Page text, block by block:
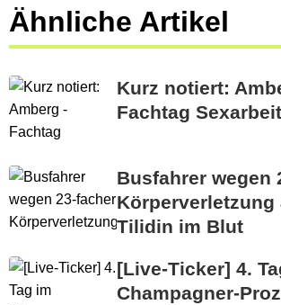
Ähnliche Artikel
Kurz notiert:
Fachtag Sexarbeit
Busfahrer wegen
Körperverletzung
Tilidin im Blut
[Live-Ticker] 4.
Champagner-